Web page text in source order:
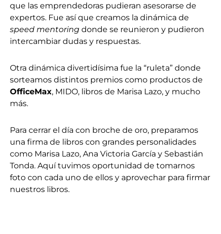
que las emprendedoras pudieran asesorarse de
expertos. Fue así que creamos la dinámica de
speed mentoring donde se reunieron y pudieron
intercambiar dudas y respuestas.
Otra dinámica divertidísima fue la “ruleta” donde
sorteamos distintos premios como productos de
OfficeMax, MIDO, libros de Marisa Lazo, y mucho
más.
Para cerrar el día con broche de oro, preparamos
una firma de libros con grandes personalidades
como Marisa Lazo, Ana Victoria García y Sebastián
Tonda. Aquí tuvimos oportunidad de tomarnos
foto con cada uno de ellos y aprovechar para firmar
nuestros libros.